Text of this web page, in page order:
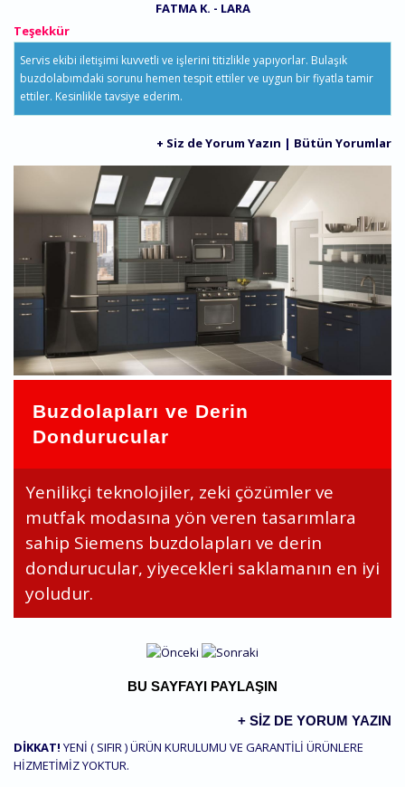
FATMA K. - LARA
Teşekkür
Servis ekibi iletişimi kuvvetli ve işlerini titizlikle yapıyorlar. Bulaşık
buzdolabımdaki sorunu hemen tespit ettiler ve uygun bir fiyatla tamir
ettiler. Kesinlikle tavsiye ederim.
+ Siz de Yorum Yazın | Bütün Yorumlar
Buzdolapları ve Derin
Dondurucular
Yenilikçi teknolojiler, zeki çözümler ve
mutfak modasına yön veren tasarımlara
sahip Siemens buzdolapları ve derin
dondurucular, yiyecekleri saklamanın en iyi
yoludur.
BU SAYFAYI PAYLAŞIN
+ SIZ DE YORUM YAZIN
DİKKAT! YENİ ( SIFIR ) ÜRÜN KURULUMU VE GARANTİLİ ÜRÜNLERE
HİZMETİMİZ YOKTUR.